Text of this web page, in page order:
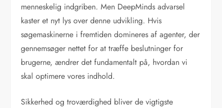
menneskelig indgriben. Men DeepMinds advarsel
kaster et nyt lys over denne udvikling. Hvis
søgemaskinerne i fremtiden domineres af agenter, der
gennemsøger nettet for at træffe beslutninger for
brugerne, ændrer det fundamentalt på, hvordan vi
skal optimere vores indhold.
Sikkerhed og troværdighed bliver de vigtigste